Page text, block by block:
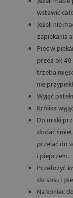
wstawić
Jeżeli nie
zapiekania
Piec w
przez ok
trzeba
nie
Wyjąć
Królika
Do miski
dodać
przelać do
i pieprzem.
Przełożyć
do sosu i
Na koniec